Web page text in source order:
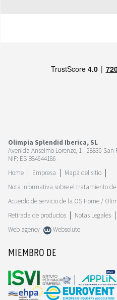
Olimpia Splendid Iberica, SL
Avenida Anselmo Lorenzo, 1 - 28830
NIF: ES B84644186
Home
Empresa
Mapa del sitio
Nota informativa sobre el tratamiento de
Acuerdo de servicio de la OS Home /
Retirada de productos
Notas Legales
Web agency
Websolute
MIEMBRO DE